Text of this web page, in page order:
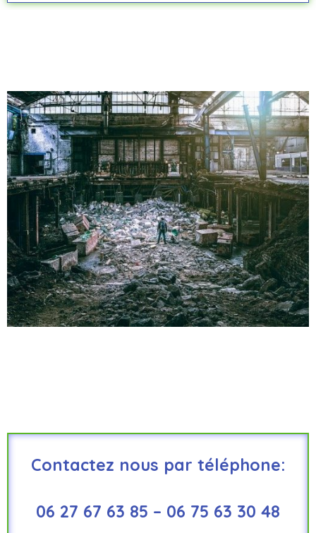
Contactez nous par téléphone:
06 27 67 63 85 – 06 75 63 30 48